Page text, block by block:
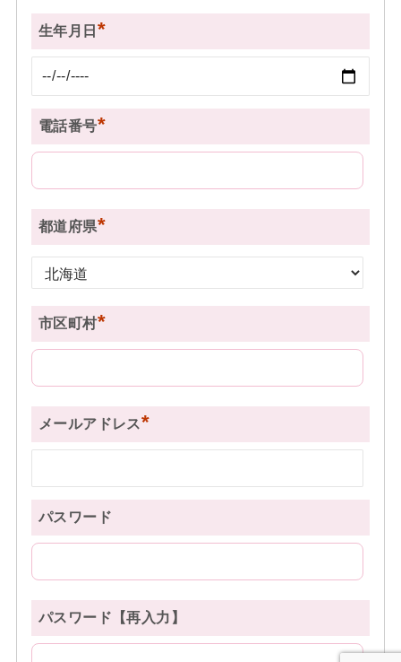
生年月日 *
電話番号*
都道府県*
市区町村*
メールアドレス*
パスワード
パスワード【再入力】